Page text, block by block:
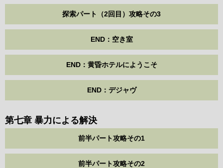
探索パート（2回目）攻略その3
END：空き室
END：黄昏ホテルにようこそ
END：デジャヴ
第七章 暴力による解決
前半パート攻略その1
前半パート攻略その2